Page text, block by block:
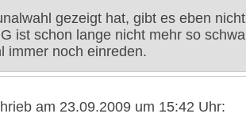
gezeigt hat, gibt es eben
ist schon lange nicht mehr so
immer noch einreden.
am 23.09.2009 um 15:42 Uhr: